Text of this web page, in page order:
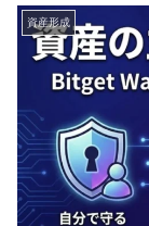
資産形成